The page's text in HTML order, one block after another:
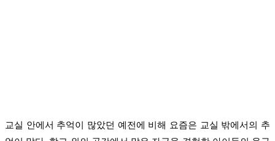
교실 안에서 추억이 많았던 예전에 비해 요즘은 교실 밖에서의 추